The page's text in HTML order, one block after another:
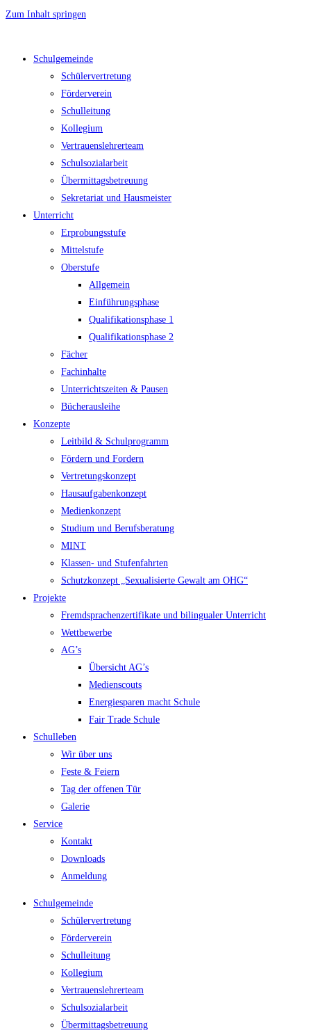
Zum Inhalt springen
Schulgemeinde
Schülervertretung
Förderverein
Schulleitung
Kollegium
Vertrauenslehrerteam
Schulsozialarbeit
Übermittagsbetreuung
Sekretariat und Hausmeister
Unterricht
Erprobungsstufe
Mittelstufe
Oberstufe
Allgemein
Einführungsphase
Qualifikationsphase 1
Qualifikationsphase 2
Fächer
Fachinhalte
Unterrichtszeiten & Pausen
Bücherausleihe
Konzepte
Leitbild & Schulprogramm
Fördern und Fordern
Vertretungskonzept
Hausaufgabenkonzept
Medienkonzept
Studium und Berufsberatung
MINT
Klassen- und Stufenfahrten
Schutzkonzept „Sexualisierte Gewalt am OHG“
Projekte
Fremdsprachenzertifikate und bilingualer Unterricht
Wettbewerbe
AG’s
Übersicht AG’s
Medienscouts
Energiesparen macht Schule
Fair Trade Schule
Schulleben
Wir über uns
Feste & Feiern
Tag der offenen Tür
Galerie
Service
Kontakt
Downloads
Anmeldung
Schulgemeinde
Schülervertretung
Förderverein
Schulleitung
Kollegium
Vertrauenslehrerteam
Schulsozialarbeit
Übermittagsbetreuung